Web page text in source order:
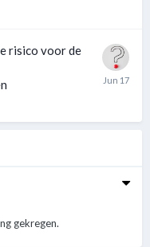
risico voor de
gekregen.